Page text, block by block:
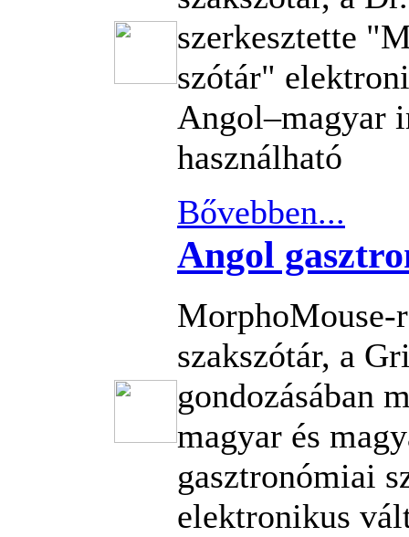
szerkesztette
szótár"
Angol–magyar
használható
Bővebben...
Angol
MorphoMouse-
szakszótár, a
gondozásában
magyar és
gasztronómiai
elektronikus